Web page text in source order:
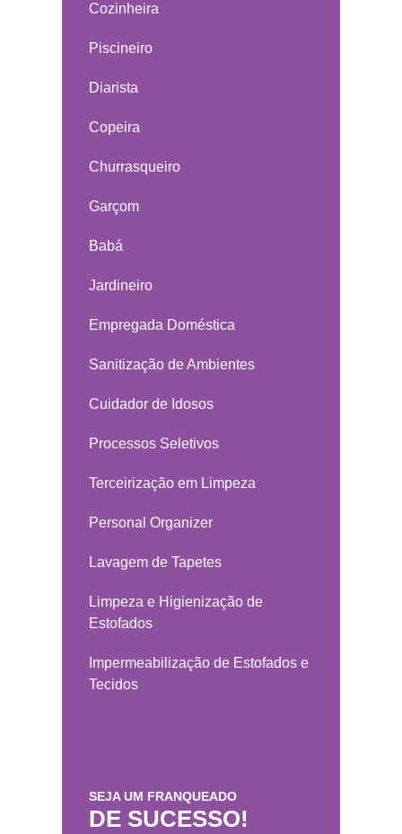
Cozinheira
Piscineiro
Diarista
Copeira
Churrasqueiro
Garçom
Babá
Jardineiro
Empregada Doméstica
Sanitização de Ambientes
Cuidador de Idosos
Processos Seletivos
Terceirização em Limpeza
Personal Organizer
Lavagem de Tapetes
Limpeza e Higienização de
Estofados
Impermeabilização de Estofados e
Tecidos
SEJA UM FRANQUEADO
DE SUCESSO!